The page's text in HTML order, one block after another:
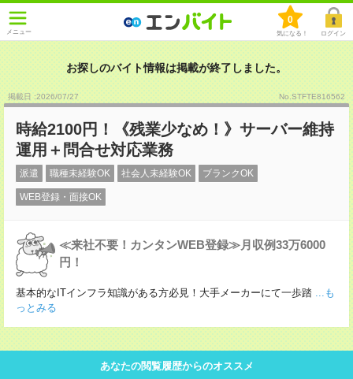
メニュー
0
気になる！ ログイン
お探しのバイト情報は掲載が終了しました。
掲載日 :2026/07/27 No.STFTE816562
時給2100円！《残業少なめ！》サーバー維持
運用＋問合せ対応業務
派遣 職種未経験OK 社会人未経験OK ブランクOK
WEB登録・面接OK
≪来社不要！カンタンWEB登録≫月収例33万6000
円！
基本的なITインフラ知識がある方必見！大手メーカーにて一歩踏 ...も
っとみる
あなたの閲覧履歴からのオススメ